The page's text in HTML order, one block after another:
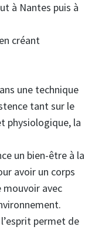
à Nantes puis à
créant
une technique
tant sur le
physiologique, la
un bien-être à la
avoir un corps
mouvoir avec
permet de